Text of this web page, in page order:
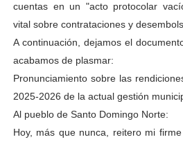
cuentas en un "acto protocolar
vital sobre contrataciones y
A continuación, dejamos el
acabamos de plasmar:
Pronunciamiento sobre las
2025-2026 de la actual gestión
Al pueblo de Santo Domingo Norte:
Hoy, más que nunca, reitero mi